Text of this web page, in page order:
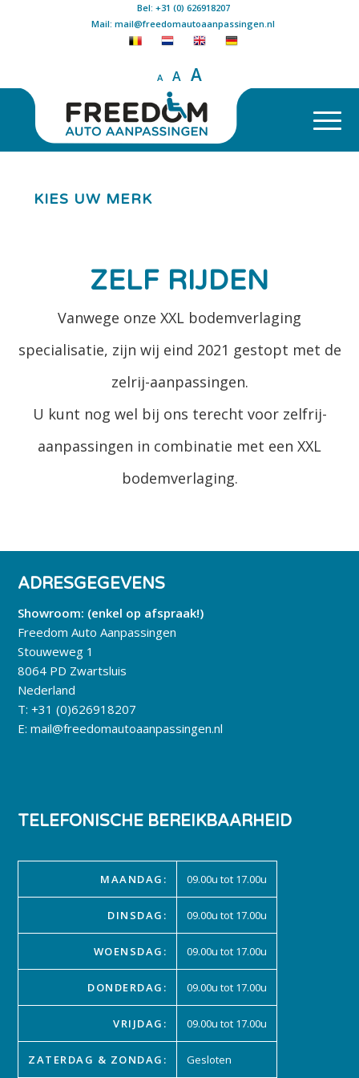
Bel: +31 (0) 626918207
Mail: mail@freedomautoaanpassingen.nl
A A A
ZELF RIJDEN
Vanwege onze XXL bodemverlaging
specialisatie, zijn wij eind 2021 gestopt met de
zelrij-aanpassingen.
U kunt nog wel bij ons terecht voor zelfrij-
aanpassingen in combinatie met een XXL
bodemverlaging.
KIES UW MERK
ADRESGEGEVENS
Showroom: (enkel op afspraak!)
Freedom Auto Aanpassingen
Stouweweg 1
8064 PD Zwartsluis
Nederland
T:+31 (0)626918207
E:mail@freedomautoaanpassingen.nl
TELEFONISCHE BEREIKBAARHEID
MAANDAG: 09.00u tot 17.00u
DINSDAG: 09.00u tot 17.00u
WOENSDAG: 09.00u tot 17.00u
DONDERDAG: 09.00u tot 17.00u
VRIJDAG: 09.00u tot 17.00u
ZATERDAG & ZONDAG: Gesloten